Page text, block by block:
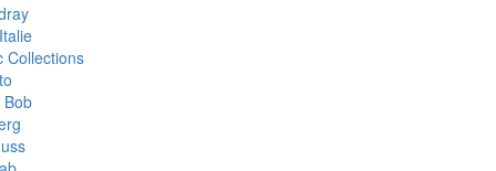
Collections
Bob